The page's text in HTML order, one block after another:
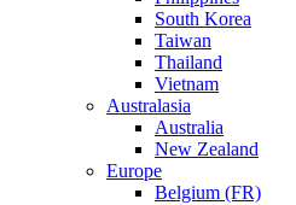
South Korea
Taiwan
Thailand
Vietnam
Australasia
Australia
New Zealand
Europe
Belgium (FR)